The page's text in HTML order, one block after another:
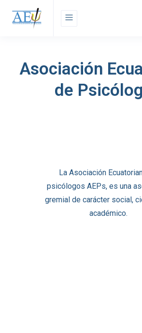
Asociación
de
La Asociación
psicólogos AEPs, es una
gremial de carácter social,
académico.